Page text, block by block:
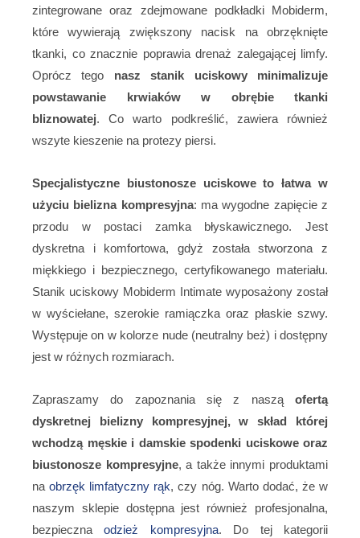
zintegrowane oraz zdejmowane podkładki Mobiderm,
które wywierają zwiększony nacisk na obrzęknięte
tkanki, co znacznie poprawia drenaż zalegającej limfy.
Oprócz tego nasz stanik uciskowy minimalizuje
powstawanie krwiaków w obrębie tkanki
bliznowatej. Co warto podkreślić, zawiera również
wszyte kieszenie na protezy piersi.
Specjalistyczne biustonosze uciskowe to łatwa w
użyciu bielizna kompresyjna: ma wygodne zapięcie z
przodu w postaci zamka błyskawicznego. Jest
dyskretna i komfortowa, gdyż została stworzona z
miękkiego i bezpiecznego, certyfikowanego materiału.
Stanik uciskowy Mobiderm Intimate wyposażony został
w wyściełane, szerokie ramiączka oraz płaskie szwy.
Występuje on w kolorze nude (neutralny beż) i dostępny
jest w różnych rozmiarach.
Zapraszamy do zapoznania się z naszą ofertą
dyskretnej bielizny kompresyjnej, w skład której
wchodzą męskie i damskie spodenki uciskowe oraz
biustonosze kompresyjne, a także innymi produktami
naobrzęk limfatyczny rąk, czy nóg. Warto dodać, że w
naszym sklepie dostępna jest również profesjonalna,
bezpiecznaodzież kompresyjna. Do tej kategorii